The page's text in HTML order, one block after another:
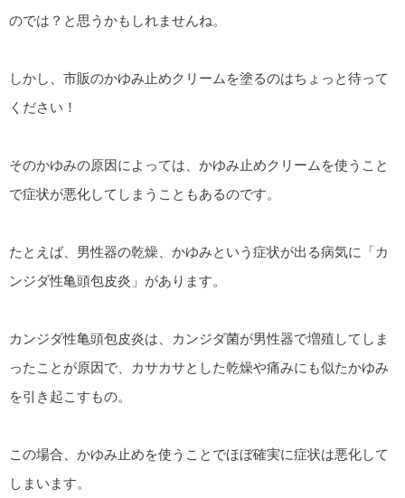
のでは？と思うかもしれませんね。
しかし、市販のかゆみ止めクリームを塗るのはちょっと待って
ください！
そのかゆみの原因によっては、かゆみ止めクリームを使うこと
で症状が悪化してしまうこともあるのです。
たとえば、男性器の乾燥、かゆみという症状が出る病気に「カ
ンジダ性亀頭包皮炎」があります。
カンジダ性亀頭包皮炎は、カンジダ菌が男性器で増殖してしま
ったことが原因で、カサカサとした乾燥や痛みにも似たかゆみ
を引き起こすもの。
この場合、かゆみ止めを使うことでほぼ確実に症状は悪化して
しまいます。